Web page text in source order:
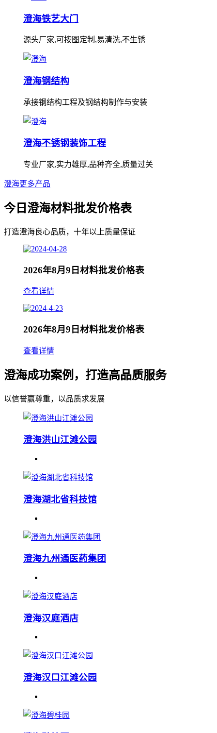
澄海铁艺大门
源头厂家,可按图定制,易清洗,不生锈
澄海钢结构
承接钢结构工程及钢结构制作与安装
澄海不锈钢装饰工程
专业厂家,实力雄厚,品种齐全,质量过关
澄海更多产品
今日澄海材料批发价格表
打造澄海良心品质，十年以上质量保证
2026年8月9日材料批发价格表
查看详情
2026年8月9日材料批发价格表
查看详情
澄海成功案例，打造高品质服务
以信誉赢尊重，以品质求发展
澄海洪山江滩公园
澄海湖北省科技馆
澄海九州通医药集团
澄海汉庭酒店
澄海汉口江滩公园